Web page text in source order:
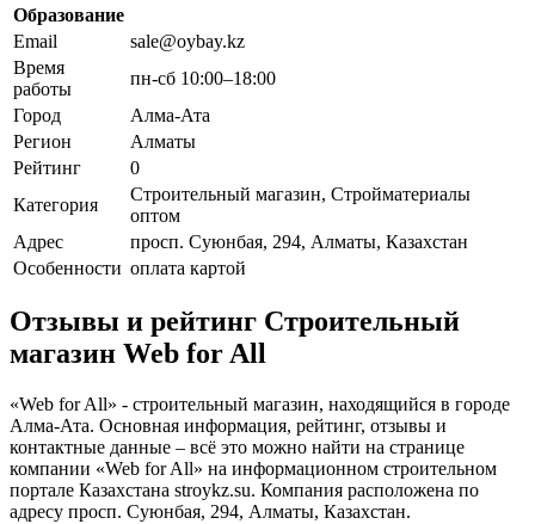
Образование
Email
sale@oybay.kz
Время
работы
пн-сб 10:00–18:00
Город
Алма-Ата
Регион
Алматы
Рейтинг
0
Категория
Строительный магазин, Стройматериалы
оптом
Адрес
просп. Суюнбая, 294, Алматы, Казахстан
Особенности оплата картой
Отзывы и рейтинг Строительный
магазин Web for All
«Web for All» - строительный магазин, находящийся в городе
Алма-Ата. Основная информация, рейтинг, отзывы и
контактные данные – всё это можно найти на странице
компании «Web for All» на информационном строительном
портале Казахстана stroykz.su. Компания расположена по
адресу просп. Суюнбая, 294, Алматы, Казахстан.